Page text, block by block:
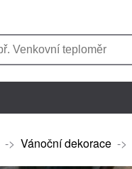
-> Vánoční dekorace ->